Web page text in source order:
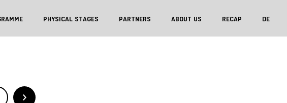
PHYSICAL STAGES PARTNERS ABOUT US RECAP DE